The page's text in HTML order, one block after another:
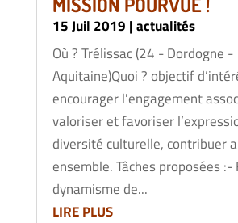
15 Juil 2019 |actualités
Où ? Trélissac (24 - Dordogne -
Aquitaine)Quoi ? objectif
encourager l'engagement
valoriser et favoriser
diversité culturelle, contribuer
ensemble. Tâches proposées :-
dynamisme de...
LIRE PLUS